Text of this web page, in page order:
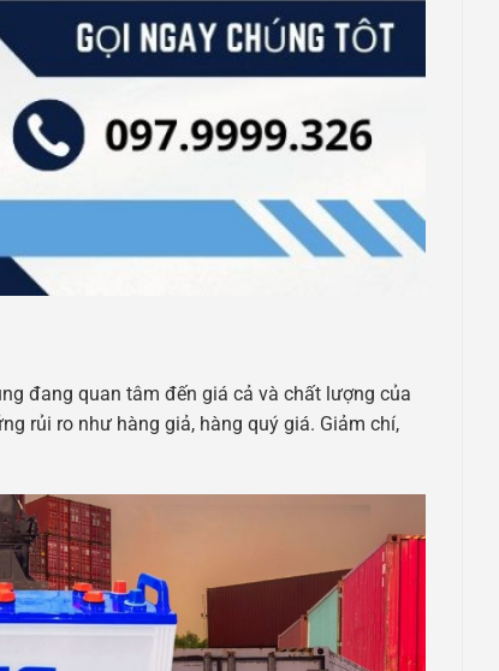
đang quan tâm đến giá cả và chất lượng của
rủi ro như hàng giả, hàng quý giá. Giảm chí,